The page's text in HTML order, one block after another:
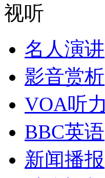
视听
名人演讲
影音赏析
VOA听力
BBC英语
新闻播报